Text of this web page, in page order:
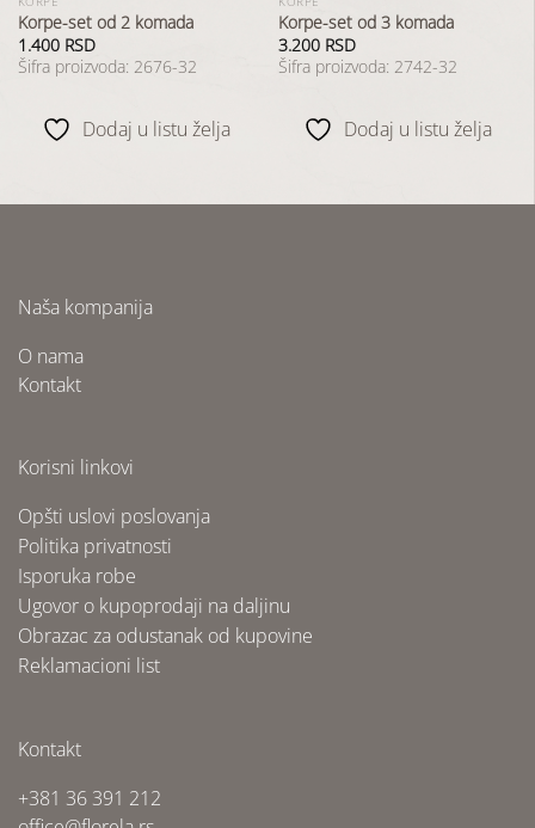
Korpe-set od 2 komada
1.400 RSD
Šifra proizvoda: 2676-32
Dodaj u listu želja
Korpe-set od 3 komada
3.200 RSD
Šifra proizvoda: 2742-32
Dodaj u listu želja
Naša kompanija
O nama
Kontakt
Korisni linkovi
Opšti uslovi poslovanja
Politika privatnosti
Isporuka robe
Ugovor o kupoprodaji na daljinu
Obrazac za odustanak od kupovine
Reklamacioni list
Kontakt
+381 36 391 212